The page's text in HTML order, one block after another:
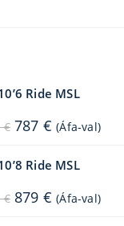
Ride MSL
€ Original
price
1.049 €.
787 € Current
price
(Áfa-val)
Ride MSL
€ Original
price
879 € Current
price
(Áfa-val)